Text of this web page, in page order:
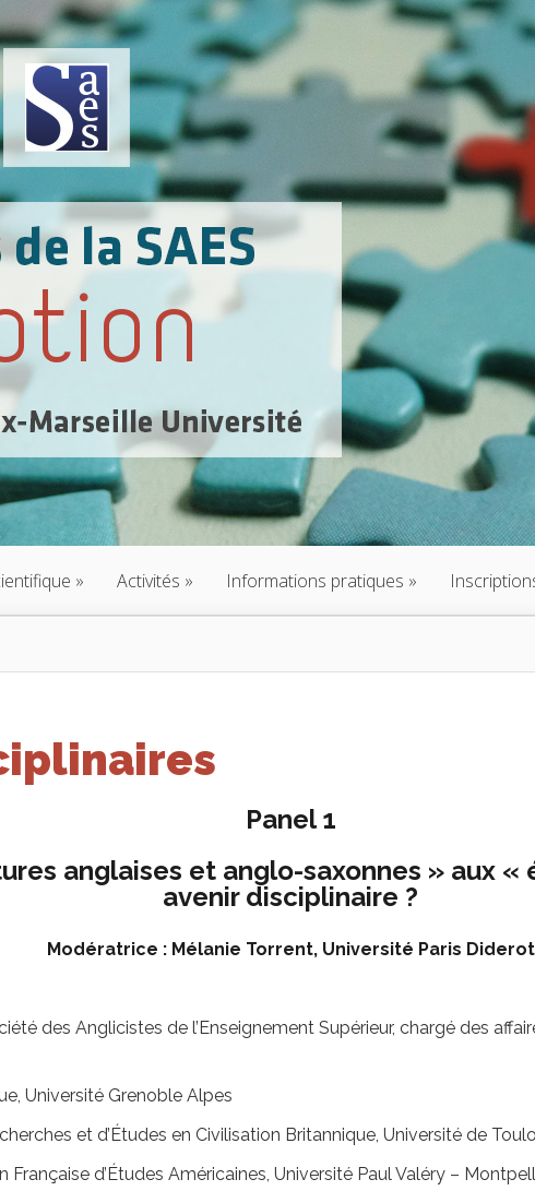
Activités Informations pratiques
Panel 1
anglaises et anglo-saxonnes » aux «
avenir disciplinaire ?
Modératrice : Mélanie Torrent, Université Paris Diderot
des Anglicistes de l’Enseignement Supérieur, chargé des
Université Grenoble Alpes
et d’Études en Civilisation Britannique, Université de
Française d’Études Américaines, Université Paul Valéry –